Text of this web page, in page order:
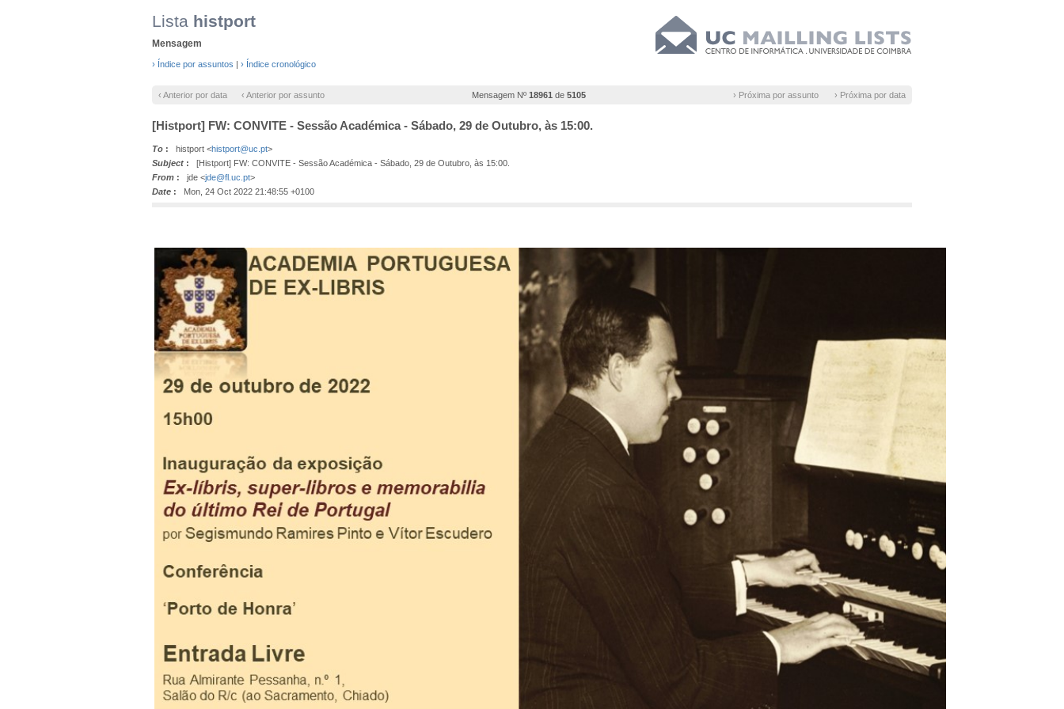
Lista histport
Mensagem
› Índice por assuntos | › Índice cronológico
‹ Anterior por data ‹ Anterior por assunto Mensagem Nº 18961 de 5105 › Próxima por assunto › Próxima por data
[Histport] FW: CONVITE - Sessão Académica - Sábado, 29 de Outubro, às 15:00.
To : histport <histport@uc.pt>
Subject : [Histport] FW: CONVITE - Sessão Académica - Sábado, 29 de Outubro, às 15:00.
From : jde <jde@fl.uc.pt>
Date : Mon, 24 Oct 2022 21:48:55 +0100